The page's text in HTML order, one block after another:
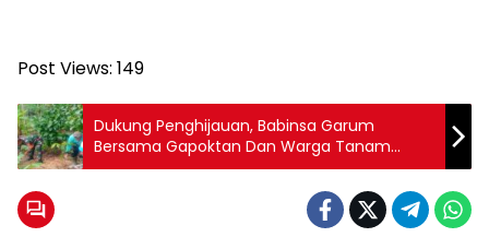
Post Views: 149
Dukung Penghijauan, Babinsa Garum
Bersama Gapoktan Dan Warga Tanam
Pohon Mahoni